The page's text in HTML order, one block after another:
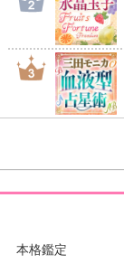
本格鑑定